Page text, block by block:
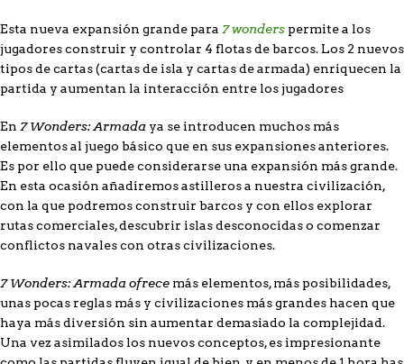
Esta nueva expansión grande para 7 wonders permite a los
jugadores construir y controlar 4 flotas de barcos. Los 2 nuevos
tipos de cartas (cartas de isla y cartas de armada) enriquecen la
partida y aumentan la interacción entre los jugadores
En 7 Wonders: Armada ya se introducen muchos más
elementos al juego básico que en sus expansiones anteriores.
Es por ello que puede considerarse una expansión más grande.
En esta ocasión añadiremos astilleros a nuestra civilización,
con la que podremos construir barcos y con ellos explorar
rutas comerciales, descubrir islas desconocidas o comenzar
conflictos navales con otras civilizaciones.
7 Wonders: Armada ofrece más elementos, más posibilidades,
unas pocas reglas más y civilizaciones más grandes hacen que
haya más diversión sin aumentar demasiado la complejidad.
Una vez asimilados los nuevos conceptos, es impresionante